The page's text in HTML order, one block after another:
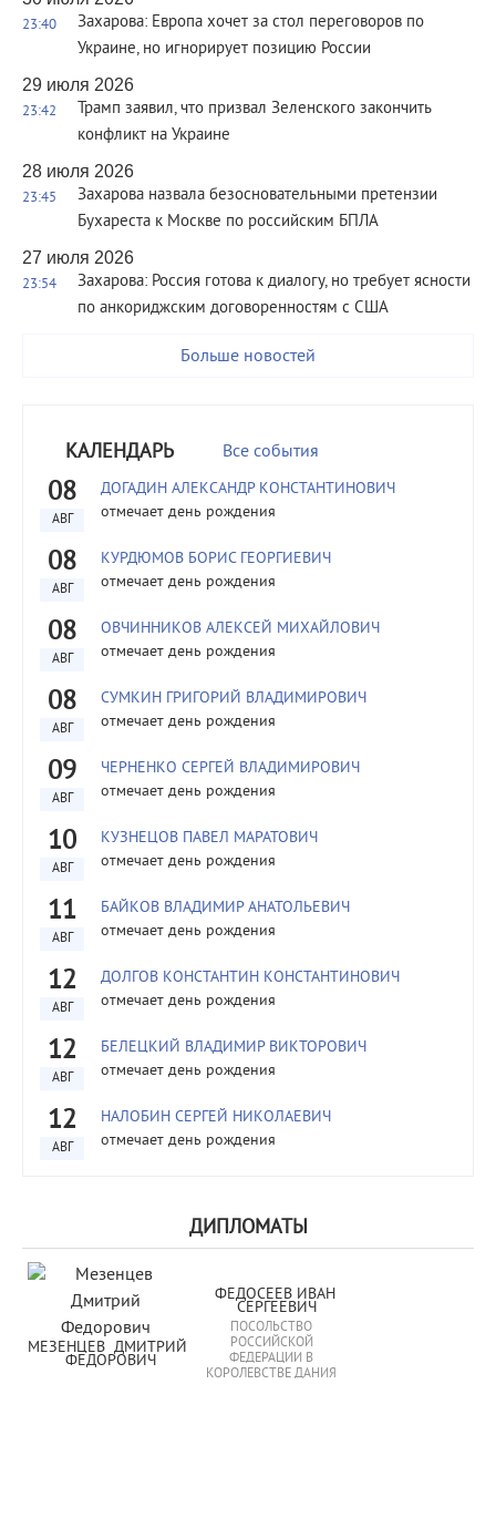
23:40
Захарова: Европа хочет за стол переговоров по
Украине, но игнорирует позицию России
29 июля 2026
23:42
Трамп заявил, что призвал Зеленского закончить
конфликт на Украине
28 июля 2026
23:45
Захарова назвала безосновательными претензии
Бухареста к Москве по российским БПЛА
27 июля 2026
23:54
Захарова: Россия готова к диалогу, но требует ясности
по анкориджским договоренностям с США
Больше новостей
КАЛЕНДАРЬ Все события
08
АВГ
ДОГАДИН АЛЕКСАНДР КОНСТАНТИНОВИЧ
отмечает день рождения
08
АВГ
КУРДЮМОВ БОРИС ГЕОРГИЕВИЧ
отмечает день рождения
08
АВГ
ОВЧИННИКОВ АЛЕКСЕЙ МИХАЙЛОВИЧ
отмечает день рождения
08
АВГ
СУМКИН ГРИГОРИЙ ВЛАДИМИРОВИЧ
отмечает день рождения
09
АВГ
ЧЕРНЕНКО СЕРГЕЙ ВЛАДИМИРОВИЧ
отмечает день рождения
10
АВГ
КУЗНЕЦОВ ПАВЕЛ МАРАТОВИЧ
отмечает день рождения
11
АВГ
БАЙКОВ ВЛАДИМИР АНАТОЛЬЕВИЧ
отмечает день рождения
12
АВГ
ДОЛГОВ КОНСТАНТИН КОНСТАНТИНОВИЧ
отмечает день рождения
12
АВГ
БЕЛЕЦКИЙ ВЛАДИМИР ВИКТОРОВИЧ
отмечает день рождения
12
АВГ
НАЛОБИН СЕРГЕЙ НИКОЛАЕВИЧ
отмечает день рождения
ДИПЛОМАТЫ
МЕЗЕНЦЕВ  ДМИТРИЙ
ФЕДОРОВИЧ
ФЕДОСЕЕВ ИВАН
СЕРГЕЕВИЧ
ПОСОЛЬСТВО
РОССИЙСКОЙ
ФЕДЕРАЦИИ В
КОРОЛЕВСТВЕ ДАНИЯ